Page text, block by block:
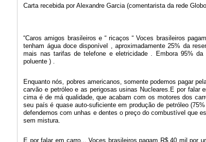
Carta recebida por Alexandre Garcia (comentarista da rede
“Caros amigos brasileiros e “ ricaços “ Voces brasileiros
tenham água doce disponível , aproximadamente 25% da
mais nas tarifas de telefone e eletricidade . Embora 95%
poluente ) .
Enquanto nós, pobres americanos, somente podemos pagar
carvão e petróleo e as perigosas usinas Nucleares.E por falar
cima é de má qualidade, que acabam com os motores dos
seu país é quase auto-suficiente em produção de petróleo
defendemos com unhas e dentes o preço do combustível que
sem mistura.
E por falar em carro... Voces brasileiros pagam R$ 40 mil por